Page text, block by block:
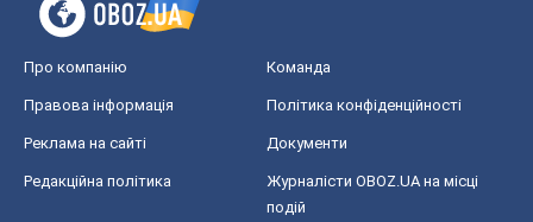
Про компанію Команда
Правова інформація Політика конфіденційності
Реклама на сайті Документи
Редакційна політика
Журналісти OBOZ.UA на місці
подій